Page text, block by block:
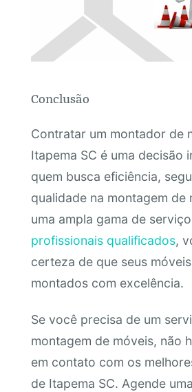
Conclusão
Contratar um montador de
Itapema SC é uma decisão
quem busca eficiência,
qualidade na montagem de
uma ampla gama de
profissionais qualificados,
certeza de que seus
montados com excelência.
Se você precisa de um
montagem de móveis, não
em contato com os
de Itapema SC. Agende